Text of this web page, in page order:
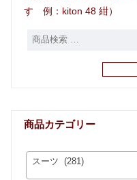
す 例：kiton 48 紺）
商品カテゴリー
スーツ (281)